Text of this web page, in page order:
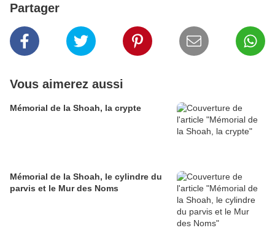
Partager
Vous aimerez aussi
Mémorial de la Shoah, la crypte
Mémorial de la Shoah, le cylindre du
parvis et le Mur des Noms